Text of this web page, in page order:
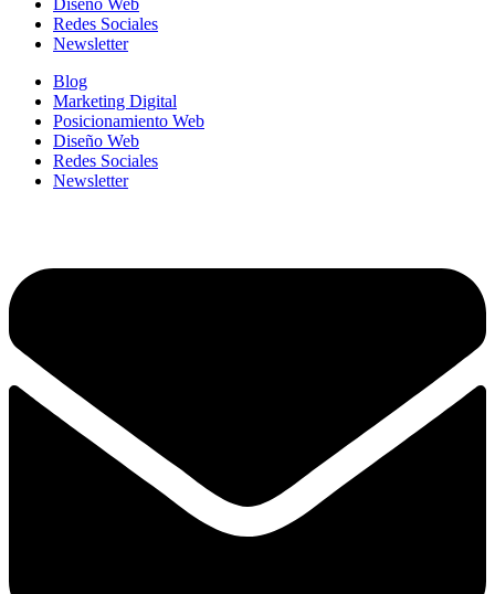
Diseño Web
Redes Sociales
Newsletter
Blog
Marketing Digital
Posicionamiento Web
Diseño Web
Redes Sociales
Newsletter